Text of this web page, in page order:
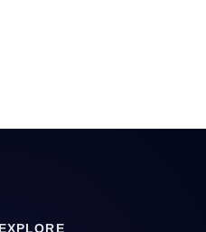
EXPLORE